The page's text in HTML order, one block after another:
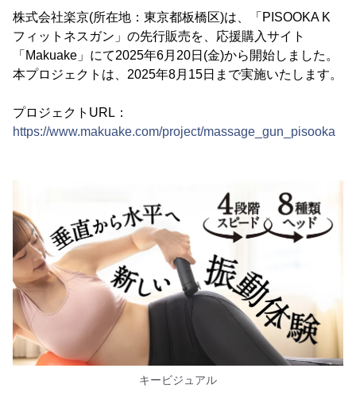
株式会社楽京(所在地：東京都板橋区)は、「PISOOKA K
フィットネスガン」の先行販売を、応援購入サイト
「Makuake」にて2025年6月20日(金)から開始しました。
本プロジェクトは、2025年8月15日まで実施いたします。
プロジェクトURL：
https://www.makuake.com/project/massage_gun_pisooka
キービジュアル